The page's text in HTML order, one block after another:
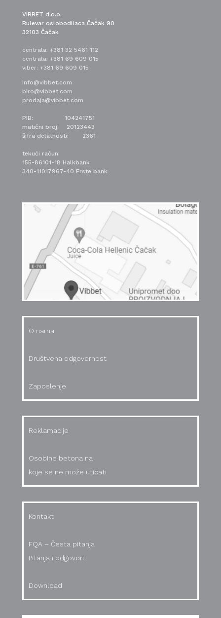
VIBBET d.o.o.
Bulevar oslobodilaca Čačak 90
32103 Čačak
centrala: +381 32 5461 112
centrala: +381 69 609 015
viber: +381 69 609 015
info@vibbet.com
biro@vibbet.com
prodaja@vibbet.com
PIB: 104241751
matični broj: 20123443
šifra delatnosti: 2361
tekući račun:
155-86101-18 Halkbank
340-11017967-40 Erste bank
O nama
Društvena odgovornost
Zaposlenje
Dobavljači
Sertifikati i deklaracije
O nama
Društvena odgovornost
Zaposlenje
Reklamacije
Osobine betona na
koje se ne može uticati
Kontakt
FQA – Česta pitanja
Pitanja i odgovori
Download